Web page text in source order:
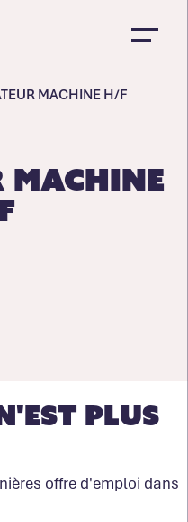
MACHINE H/F
MACHINE
plus
offre d'emploi dans